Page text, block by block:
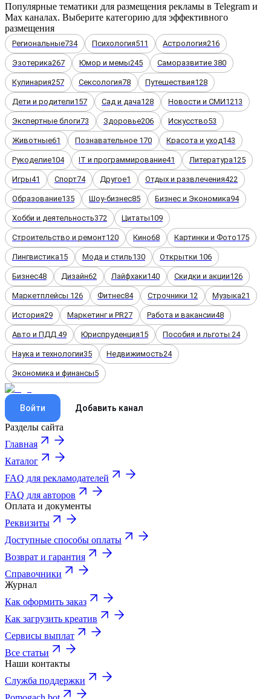
Популярные тематики для размещения рекламы в Telegram и
Max каналах. Выберите категорию для эффективного
размещения
Региональные734 Психология511 Астрология216
Эзотерика267 Юмор и мемы245 Саморазвитие 380
Кулинария257 Сексология78 Путешествия128
Дети и родители157 Сад и дача128 Новости и СМИ1213
Экспертные блоги73 Здоровье206 Искусство53
Животные61 Познавательное 170 Красота и уход143
Рукоделие104 IT и программирование41 Литература125
Игры41 Спорт74 Другое1 Отдых и развлечения422
Образование135 Шоу-бизнес85 Бизнес и Экономика94
Хобби и деятельность372 Цитаты109
Строительство и ремонт120 Кино68 Картинки и Фото175
Лингвистика15 Мода и стиль130 Открытки 106
Бизнес48 Дизайн62 Лайфхаки140 Скидки и акции126
Маркетплейсы 126 Фитнес84 Строчники 12 Музыка21
История29 Маркетинг и PR27 Работа и вакансии48
Авто и ПДД 49 Юриспруденция15 Пособия и льготы 24
Наука и технологии35 Недвижимость24
Экономика и финансы5
Войти Добавить канал
Разделы сайта
Главная
Каталог
FAQ для рекламодателей
FAQ для авторов
Оплата и документы
Реквизиты
Доступные способы оплаты
Возврат и гарантия
Справочники
Журнал
Как оформить заказ
Как загрузить креатив
Сервисы выплат
Все статьи
Наши контакты
Служба поддержки